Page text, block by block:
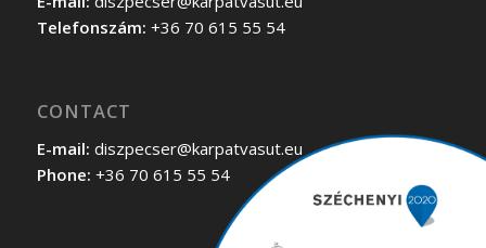
Telefonszám: +36 70 615 55 54
CONTACT
E-mail: diszpecser@karpatvasut.eu
Phone: +36 70 615 55 54